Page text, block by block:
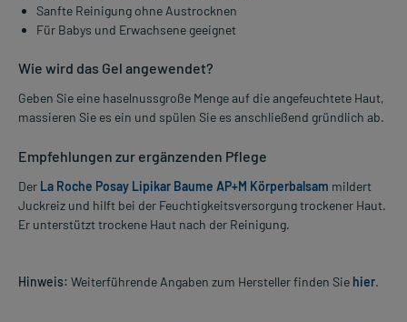
Sanfte Reinigung ohne Austrocknen
Für Babys und Erwachsene geeignet
Wie wird das Gel angewendet?
Geben Sie eine haselnussgroße Menge auf die angefeuchtete Haut,
massieren Sie es ein und spülen Sie es anschließend gründlich ab.
Empfehlungen zur ergänzenden Pflege
Der La Roche Posay Lipikar Baume AP+M Körperbalsam mildert
Juckreiz und hilft bei der Feuchtigkeitsversorgung trockener Haut.
Er unterstützt trockene Haut nach der Reinigung.
Hinweis: Weiterführende Angaben zum Hersteller finden Sie hier.